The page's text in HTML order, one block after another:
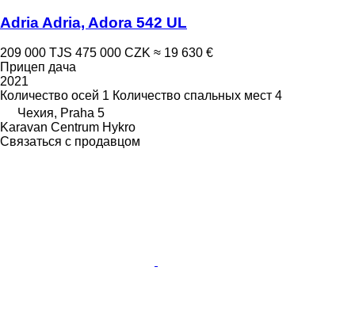
Adria Adria, Adora 542 UL
209 000 TJS 475 000 CZK ≈ 19 630 €
Прицеп дача
2021
Количество осей 1 Количество спальных мест 4
Чехия, Praha 5
Karavan Centrum Hykro
Связаться с продавцом